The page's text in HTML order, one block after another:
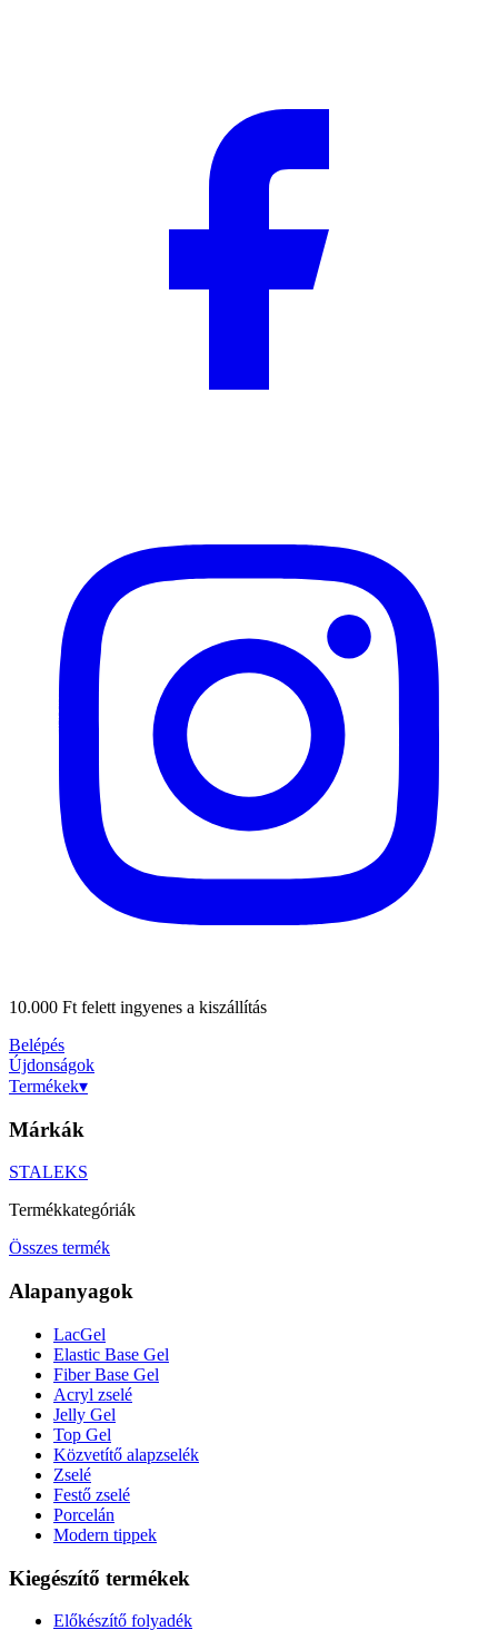
10.000 Ft felett ingyenes a kiszállítás
Belépés
Újdonságok
Termékek▾
Márkák
STALEKS
Termékkategóriák
Összes termék
Alapanyagok
LacGel
Elastic Base Gel
Fiber Base Gel
Acryl zselé
Jelly Gel
Top Gel
Közvetítő alapzselék
Zselé
Festő zselé
Porcelán
Modern tippek
Kiegészítő termékek
Előkészítő folyadék